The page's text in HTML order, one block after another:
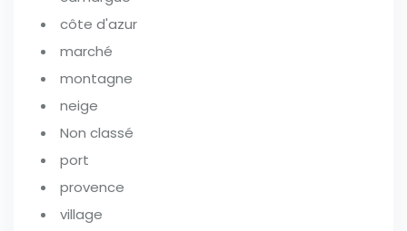
côte d'azur
marché
montagne
neige
Non classé
port
provence
village